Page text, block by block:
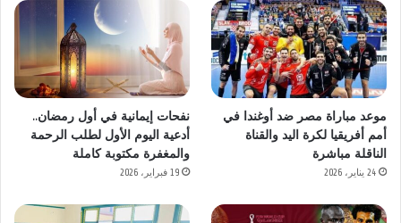
موعد مباراة مصر ضد أوغندا في
أمم أفريقيا لكرة اليد والقناة
الناقلة مباشرة
24 يناير، 2026
نفحات إيمانية في أول رمضان..
أدعية اليوم الأول لطلب الرحمة
والمغفرة مكتوبة كاملة
19 فبراير، 2026